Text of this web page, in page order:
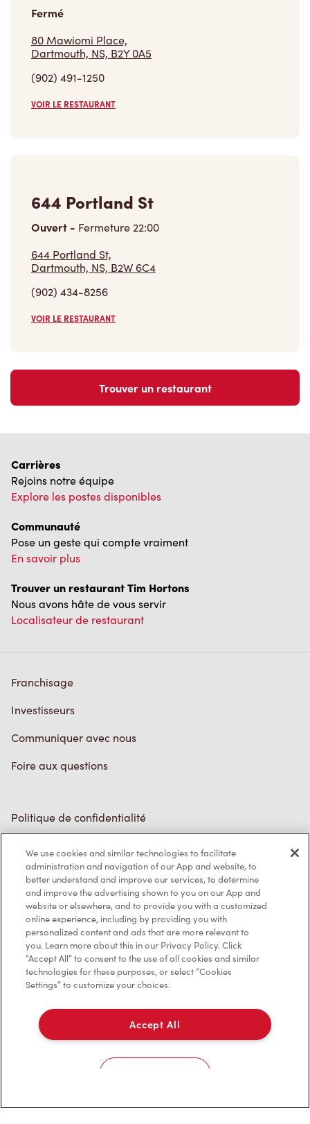
Fermé
80 Mawiomi Place,
Dartmouth, NS, B2Y 0A5
(902) 491-1250
VOIR LE RESTAURANT
644 Portland St
Ouvert - Fermeture22:00
644 Portland St,
Dartmouth, NS, B2W 6C4
(902) 434-8256
VOIR LE RESTAURANT
Trouver un restaurant
Carrières
Rejoins notre équipe
Explore les postes disponibles
Communauté
Pose un geste qui compte vraiment
En savoir plus
Trouver un restaurant Tim Hortons
Nous avons hâte de vous servir
Localisateur de restaurant
Franchisage
Investisseurs
Communiquer avec nous
Foire aux questions
Politique de confidentialité
Marques de commerce
Accessibilité
Diagnostic
Contactez-nous
TM & © Tim Hortons, 2023
We use cookies and similar technologies to facilitate
administration and navigation of our App and website, to
better understand and improve our services, to determine
and improve the advertising shown to you on our App and
website or elsewhere, and to provide you with a customized
online experience, including by providing you with
personalized content and ads that are more relevant to
you. Learn more about this in our Privacy Policy. Click
“Accept All” to consent to the use of all cookies and similar
technologies for these purposes, or select “Cookies
Settings” to customize your choices.
Accept All